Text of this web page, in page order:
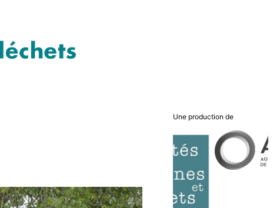
Une production de